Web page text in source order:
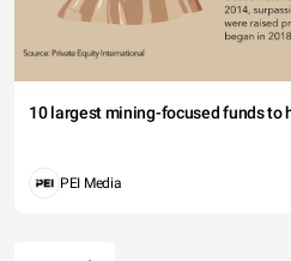
10 largest mining-focused funds to
PEI Media